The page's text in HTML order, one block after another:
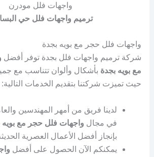
واجهات فلل مودرن
ترميم واجهات فلل حي
واجهات فلل حجر مع بويه بجدة
شركة ترميم واجهات فلل بجدة توفر أفضل
مع بويه بجدة بأشكال وألوان تتناسب مع
حيث تميزت شركتنا بتقديم الخدمات التالية:
لدينا فريق من أمهر المهندسين
في مجال واجهات فلل حجر مع بويه
بإنجاز أفضل الأعمال العصرية
يمكنكم الآن الحصول على أفضل